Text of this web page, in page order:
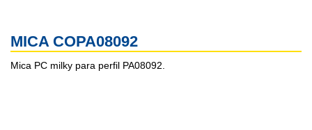
MICA COPA08092
Mica PC milky para perfil PA08092.